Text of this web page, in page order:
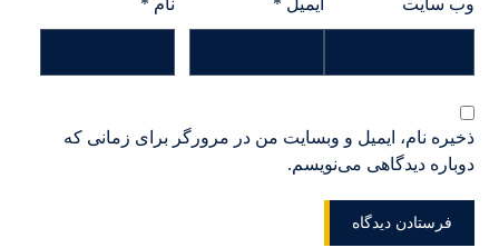
نام * ایمیل * وب‌ سایت
ذخیره نام، ایمیل و وبسایت من در مرورگر برای زمانی که
دوباره دیدگاهی می‌نویسم.